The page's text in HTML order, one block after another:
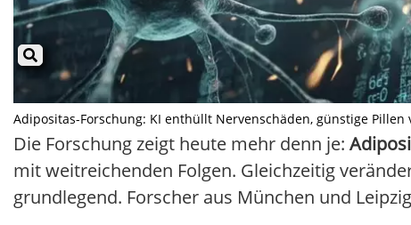
Adipositas-Forschung: KI enthüllt Nervenschäden, günstige
Die Forschung zeigt heute mehr denn je:
mit weitreichenden Folgen. Gleichzeitig
grundlegend. Forscher aus München und